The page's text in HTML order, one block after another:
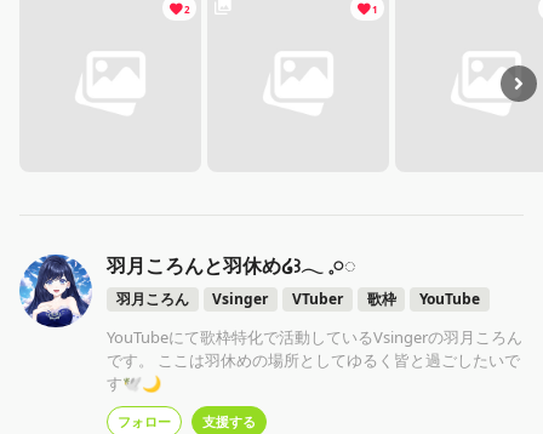
2 1
羽月ころんと羽休め໒꒱‪‪𓂃 𓈒𓏸◌‬
羽月ころん Vsinger VTuber 歌枠 YouTube
YouTubeにて歌枠特化で活動しているVsingerの羽月ころん
です。 ここは羽休めの場所としてゆるく皆と過ごしたいで
す🕊🌙
フォロー 支援する